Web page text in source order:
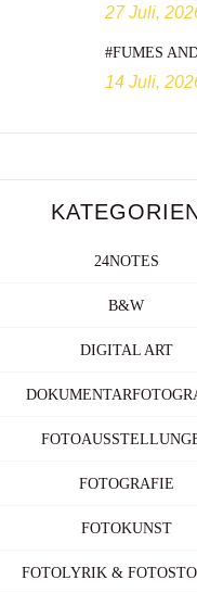
27 Juli,
#FUMES
14 Juli,
24NOTES
B&W
DIGITAL ART
FOTOGRAFIE
FOTOKUNST
FOTOLYRIK &